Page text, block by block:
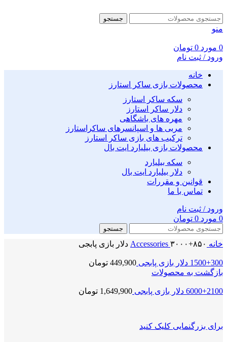
جستجو
منو
0 مورد 0 تومان
ورود / ثبت نام
خانه
محصولات بازی ساکر استارز
سکه ساکر استارز
دلار ساکر استارز
مهره های باشگاهی
مربی ها و اسپانسرهای ساکراستارز
ترکیب های بازی ساکر استارز
محصولات بازی بیلیارد ایت بال
سکه بیلیارد
دلار بیلیارد ایت بال
قوانین و مقررات
تماس با ما
ورود / ثبت نام
0 مورد 0 تومان
جستجو
خانه Accessories ۳۰۰۰+۸۵۰ دلار بازی پابجی
1500+300 دلار بازی پابجی 449,900 تومان
بازگشت به محصولات
6000+2100 دلار بازی پابجی 1,649,900 تومان
برای بزرگنمایی کلیک کنید